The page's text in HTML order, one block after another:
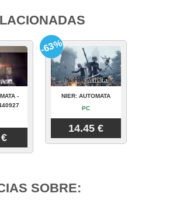
-
NIER: AUTOMATA
PC
14.45 €
-63%
SOBRE: